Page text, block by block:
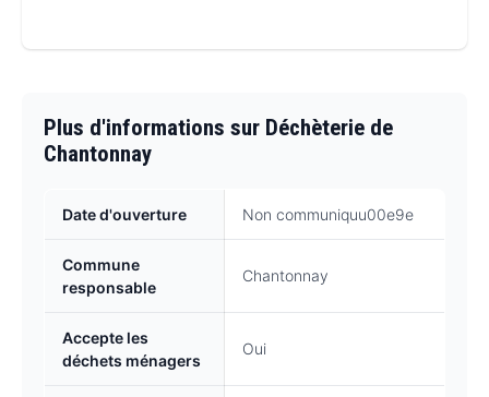
Plus d'informations sur Déchèterie de
Chantonnay
Date d'ouverture Non communiquu00e9e
Commune
responsable
Chantonnay
Accepte les
déchets ménagers
Oui